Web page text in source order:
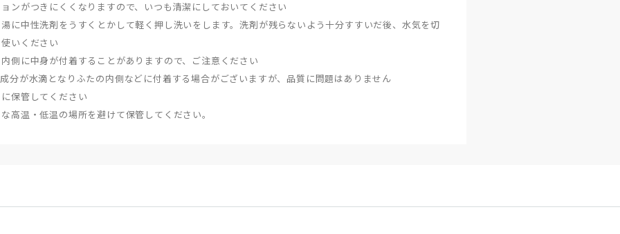
ンがつきにくくなりますので、いつも清潔にしておいてください
に中性洗剤をうすくとかして軽く押し洗いをします。洗剤が残らないよう十分すすいだ後、水気を切
いください
側に中身が付着することがありますので、ご注意ください
分が水滴となりふたの内側などに付着する場合がございますが、品質に問題はありません
保管してください
高温・低温の場所を避けて保管してください。